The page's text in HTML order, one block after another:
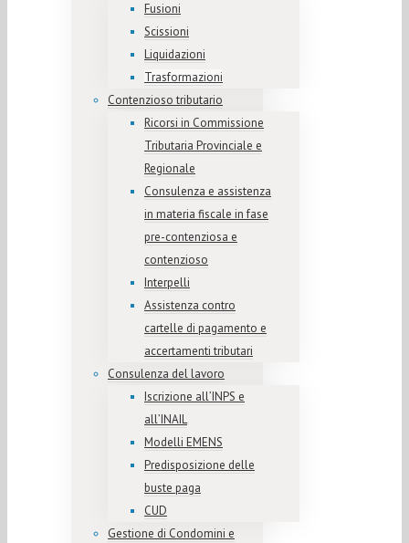
Fusioni
Scissioni
Liquidazioni
Trasformazioni
Contenzioso tributario
Ricorsi in Commissione
Tributaria Provinciale e
Regionale
Consulenza e assistenza
in materia fiscale in fase
pre-contenziosa e
contenzioso
Interpelli
Assistenza contro
cartelle di pagamento e
accertamenti tributari
Consulenza del lavoro
Iscrizione all’INPS e
all’INAIL
Modelli EMENS
Predisposizione delle
buste paga
CUD
Gestione di Condomini e